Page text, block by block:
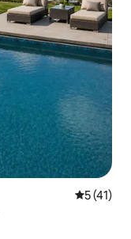
從 41 則
5 (41)